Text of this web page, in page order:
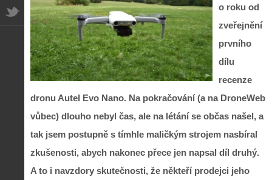
o roku od
zveřejnění
prvního
dílu
recenze
dronu Autel Evo Nano. Na pokračování (a na DroneWeb
vůbec) dlouho nebyl čas, ale na létání se občas našel, a
tak jsem postupně s tímhle maličkým strojem nasbíral
zkušenosti, abych nakonec přece jen napsal díl druhý.
A to i navzdory skutečnosti, že někteří prodejci jeho